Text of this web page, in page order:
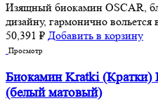
Изящный биокамин OSCAR,
дизайну, гармонично вольется
50,391 ₽ Добавить в корзину
Просмотр
Биокамин Kratki
(белый матовый)